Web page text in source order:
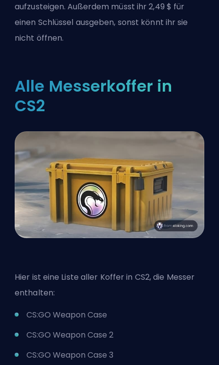
aufzusteigen. Außerdem müsst ihr 2,49 $ für
einen Schlüssel ausgeben, sonst könnt ihr sie
nicht öffnen.
Alle Messerkoffer in
CS2
Hier ist eine Liste aller Koffer in CS2, die Messer
enthalten:
CS:GO Weapon Case
CS:GO Weapon Case 2
CS:GO Weapon Case 3